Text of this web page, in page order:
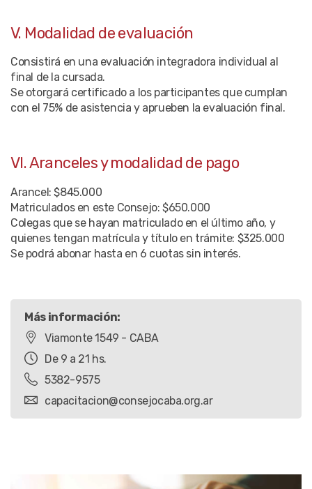
V. Modalidad de evaluación
Consistirá en una evaluación integradora individual al
final de la cursada.
Se otorgará certificado a los participantes que cumplan
con el 75% de asistencia y aprueben la evaluación final.
VI. Aranceles y modalidad de pago
Arancel: $845.000
Matriculados en este Consejo: $650.000
Colegas que se hayan matriculado en el último año, y
quienes tengan matrícula y título en trámite: $325.000
Se podrá abonar hasta en 6 cuotas sin interés.
Más información:
Viamonte 1549 - CABA
De 9 a 21 hs.
5382-9575
capacitacion@consejocaba.org.ar